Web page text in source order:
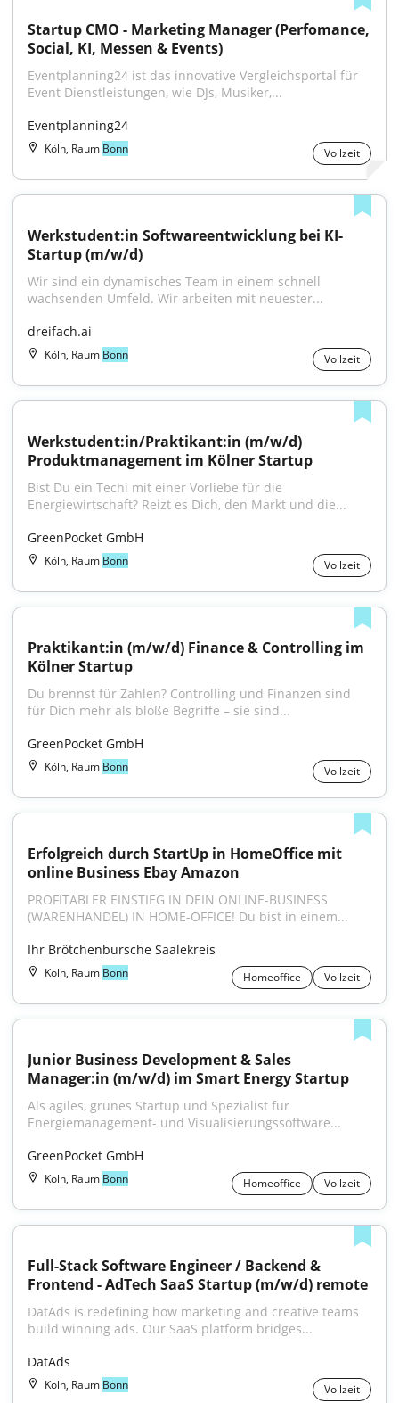
Startup CMO - Marketing Manager (Perfomance,
Social, KI, Messen & Events)
Eventplanning24 ist das innovative Vergleichsportal für
Event Dienstleistungen, wie DJs, Musiker,...
Eventplanning24
Köln, Raum Bonn Vollzeit
Werkstudent:in Softwareentwicklung bei KI-
Startup (m/w/d)
Wir sind ein dynamisches Team in einem schnell
wachsenden Umfeld. Wir arbeiten mit neuester...
dreifach.ai
Köln, Raum Bonn Vollzeit
Werkstudent:in/Praktikant:in (m/w/d)
Produktmanagement im Kölner Startup
Bist Du ein Techi mit einer Vorliebe für die
Energiewirtschaft? Reizt es Dich, den Markt und die...
GreenPocket GmbH
Köln, Raum Bonn Vollzeit
Praktikant:in (m/w/d) Finance & Controlling im
Kölner Startup
Du brennst für Zahlen? Controlling und Finanzen sind
für Dich mehr als bloße Begriffe – sie sind...
GreenPocket GmbH
Köln, Raum Bonn Vollzeit
Erfolgreich durch StartUp in HomeOffice mit
online Business Ebay Amazon
PROFITABLER EINSTIEG IN DEIN ONLINE-BUSINESS
(WARENHANDEL) IN HOME-OFFICE! Du bist in einem...
Ihr Brötchenbursche Saalekreis
Köln, Raum Bonn Homeoffice Vollzeit
Junior Business Development & Sales
Manager:in (m/w/d) im Smart Energy Startup
Als agiles, grünes Startup und Spezialist für
Energiemanagement- und Visualisierungssoftware...
GreenPocket GmbH
Köln, Raum Bonn Homeoffice Vollzeit
Full-Stack Software Engineer / Backend &
Frontend - AdTech SaaS Startup (m/w/d) remote
DatAds is redefining how marketing and creative teams
build winning ads. Our SaaS platform bridges...
DatAds
Köln, Raum Bonn Vollzeit